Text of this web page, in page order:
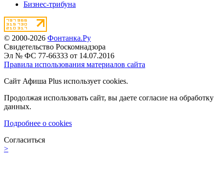
Бизнес-трибуна
© 2000-2026 Фонтанка.Ру
Свидетельство Роскомнадзора
Эл № ФС 77-66333 от 14.07.2016
Правила использования материалов сайта
Сайт Афиша Plus использует cookies.
Продолжая использовать сайт, вы даете согласие на обработку
данных.
Подробнее о cookies
Согласиться
>